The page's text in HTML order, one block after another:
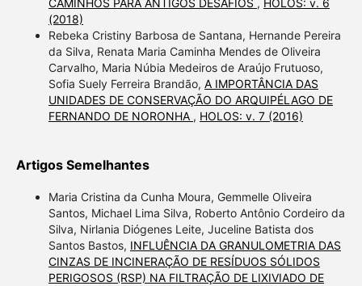
CAMINHOS PARA ANTIGOS DESAFIOS , HOLOS: v. 6
(2018)
Rebeka Cristiny Barbosa de Santana, Hernande Pereira
da Silva, Renata Maria Caminha Mendes de Oliveira
Carvalho, Maria Núbia Medeiros de Araújo Frutuoso,
Sofia Suely Ferreira Brandão, A IMPORTÂNCIA DAS
UNIDADES DE CONSERVAÇÃO DO ARQUIPÉLAGO DE
FERNANDO DE NORONHA , HOLOS: v. 7 (2016)
Artigos Semelhantes
Maria Cristina da Cunha Moura, Gemmelle Oliveira
Santos, Michael Lima Silva, Roberto Antônio Cordeiro da
Silva, Nirlania Diógenes Leite, Juceline Batista dos
Santos Bastos, INFLUÊNCIA DA GRANULOMETRIA DAS
CINZAS DE INCINERAÇÃO DE RESÍDUOS SÓLIDOS
PERIGOSOS (RSP) NA FILTRAÇÃO DE LIXIVIADO DE